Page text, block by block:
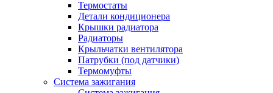
Термостаты
Детали кондиционера
Крышки радиатора
Радиаторы
Крыльчатки вентилятора
Патрубки (под датчики)
Термомуфты
Система зажигания